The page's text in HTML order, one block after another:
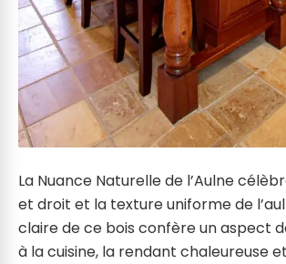
La Nuance Naturelle de l’Aulne
et droit et la texture uniforme de
claire de ce bois confère un aspect
à la cuisine, la rendant chaleureuse